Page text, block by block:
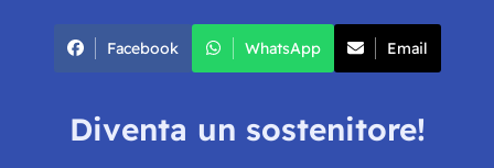
Facebook WhatsApp Email
Diventa un sostenitore!